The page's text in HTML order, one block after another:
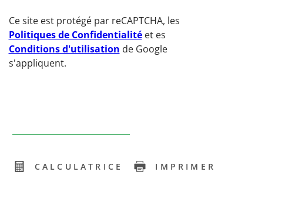
Ce site est protégé par reCAPTCHA, les
Politiques de Confidentialitéet es
Conditions d'utilisation de Google
s'appliquent.
CALCULATRICE IMPRIMER